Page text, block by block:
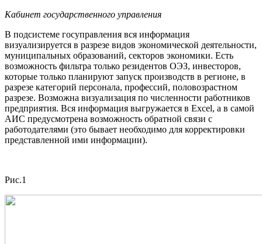
Кабинет государственного управления
В подсистеме госуправления вся информация
визуализируется в разрезе видов экономической деятельности,
муниципальных образований, секторов экономики. Есть
возможность фильтра только резидентов ОЭЗ, инвесторов,
которые только планируют запуск производств в регионе, в
разрезе категорий персонала, профессий, половозрастном
разрезе. Возможна визуализация по численности работников
предприятия. Вся информация выгружается в Excel, а в самой
АИС предусмотрена возможность обратной связи с
работодателями (это бывает необходимо для корректировки
представленной ими информации).
Рис.1